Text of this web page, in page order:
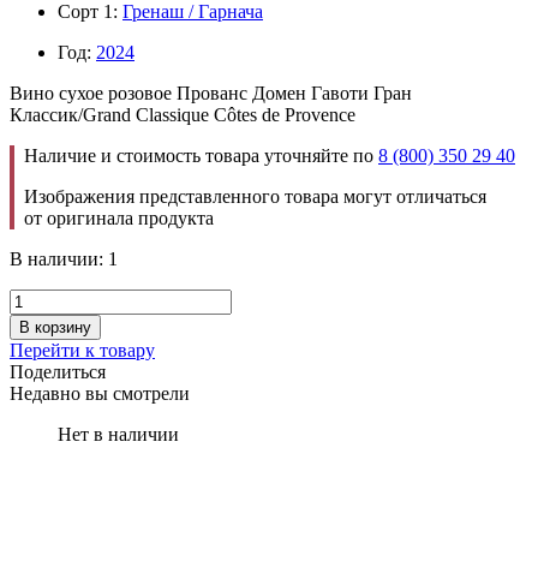
Сорт 1: Гренаш / Гарнача
Год: 2024
Вино сухое розовое Прованс Домен Гавоти Гран
Классик/Grand Classique Côtes de Provence
Наличие и стоимость товара уточняйте по 8 (800) 350 29 40
Изображения представленного товара могут отличаться
от оригинала продукта
В наличии: 1
В корзину
Перейти к товару
Поделиться
Недавно вы смотрели
Нет в наличии